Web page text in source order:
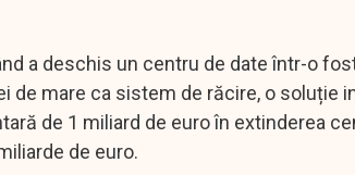
a deschis un centru de date într-o
de mare ca sistem de răcire, o soluție
de 1 miliard de euro în extinderea
de euro.